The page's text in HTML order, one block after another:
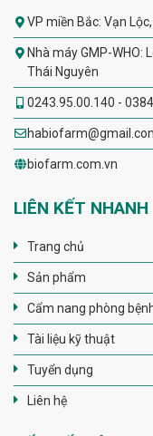
VP miền Bắc: Vạn
Nhà máy GMP-WHO:
Thái Nguyên
0243.95.00.140 -
biofarm.com.vn
LIÊN KẾT NHANH
Trang chủ
Sản phẩm
Cẩm nang phòng
Tài liệu kỹ thuật
Tuyển dụng
Liên hệ